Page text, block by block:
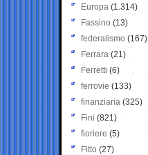
Europa (1.314)
Fassino (13)
federalismo (167)
Ferrara (21)
Ferretti (6)
ferrovie (133)
finanziaria (325)
Fini (821)
fioriere (5)
Fitto (27)